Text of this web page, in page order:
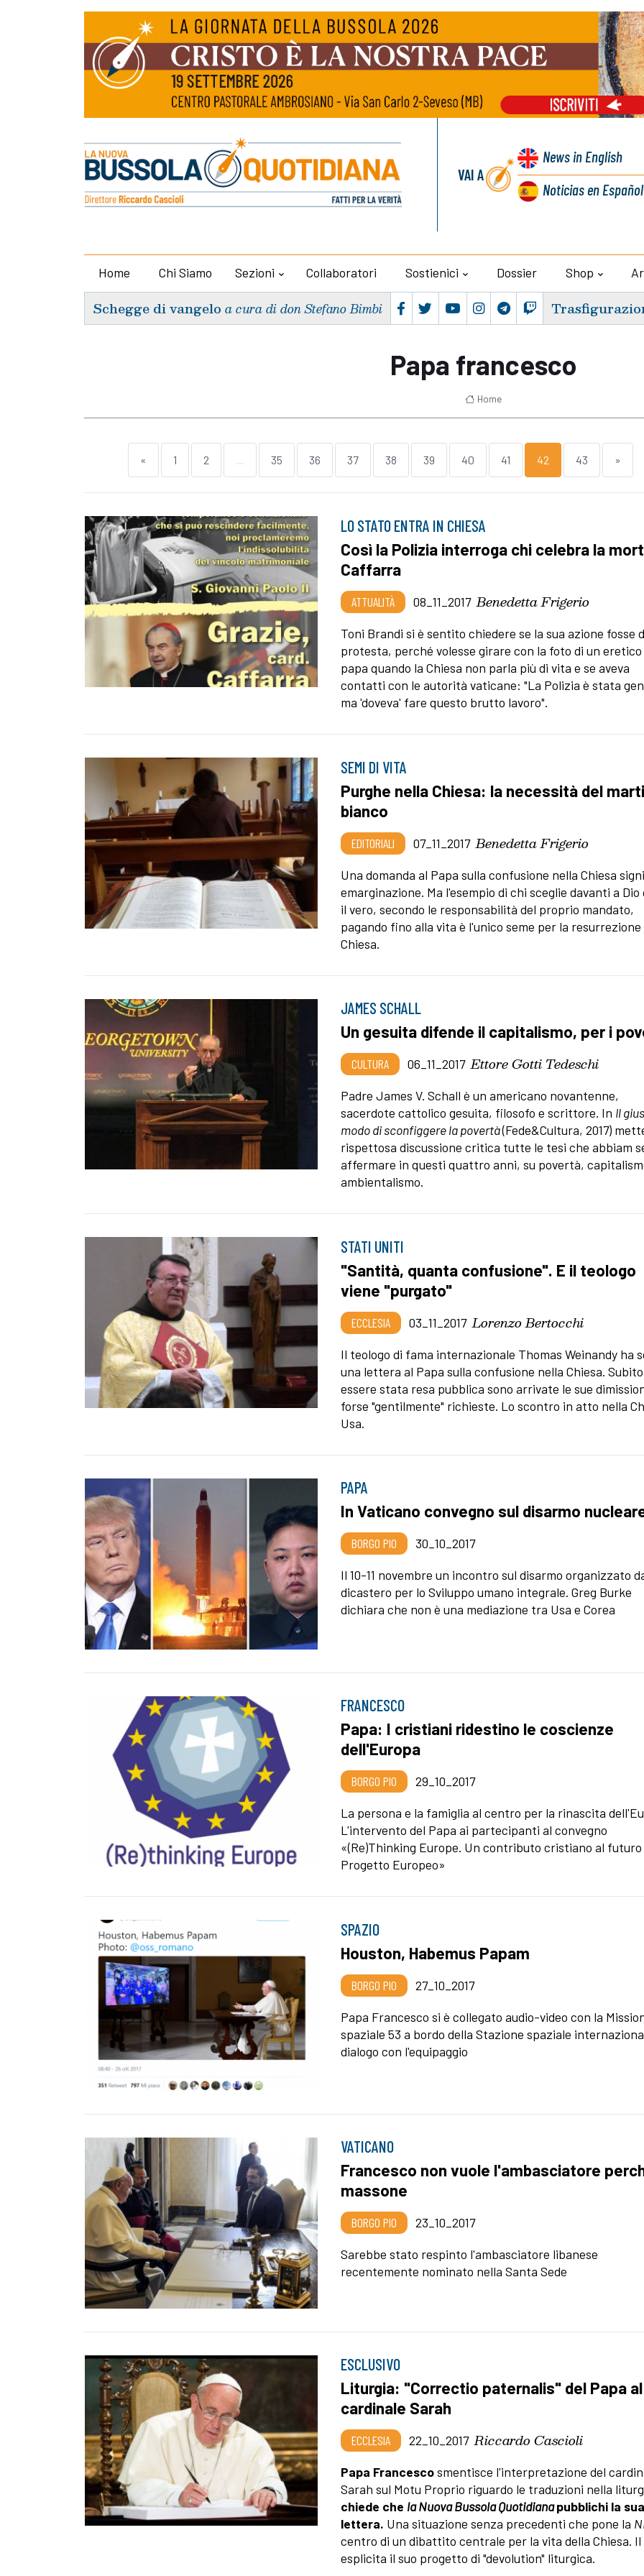
VAI A
Newsin English
Noticiasen Español
Home Chi Siamo Sezioni Collaboratori Sostienici Dossier Shop
Schegge di vangelo a cura di don Stefano Bimbi
Papa francesco
Home
« 1 2 ... 35 36 37 38 39 40 41 42 43 »
LO STATO ENTRA IN CHIESA
Così la Polizia interroga chi celebra la
Caffarra
ATTUALITÀ 08_11_2017 Benedetta Frigerio
Toni Brandi si è sentito chiedere se la sua azione fosse
protesta, perché volesse girare con la foto di un
papa quando la Chiesa non parla più di vita e se aveva
contatti con le autorità vaticane: "La Polizia è stata
ma 'doveva' fare questo brutto lavoro".
SEMI DI VITA
Purghe nella Chiesa: la necessità del
bianco
EDITORIALI 07_11_2017 Benedetta Frigerio
Una domanda al Papa sulla confusione nella Chiesa
emarginazione. Ma l'esempio di chi sceglie davanti a Dio
il vero, secondo le responsabilità del proprio mandato,
pagando fino alla vita è l'unico seme per la resurrezione
Chiesa.
JAMES SCHALL
Un gesuita difende il capitalismo, per i
CULTURA 06_11_2017 Ettore Gotti Tedeschi
Padre James V. Schall è un americano novantenne,
sacerdote cattolico gesuita, filosofo e scrittore. In Il
modo di sconfiggere la povertà(Fede&Cultura, 2017)
rispettosa discussione critica tutte le tesi che abbiam
affermare in questi quattro anni, su povertà,
ambientalismo.
STATI UNITI
"Santità, quanta confusione". E il teologo
viene "purgato"
ECCLESIA 03_11_2017 Lorenzo Bertocchi
Il teologo di fama internazionale Thomas Weinandy ha
una lettera al Papa sulla confusione nella Chiesa.
essere stata resa pubblica sono arrivate le sue
forse "gentilmente" richieste. Lo scontro in atto nella
Usa.
PAPA
In Vaticano convegno sul disarmo
BORGO PIO
30_10_2017
Il 10-11 novembre un incontro sul disarmo organizzato
dicastero per lo Sviluppo umano integrale. Greg Burke
dichiara che non è una mediazione tra Usa e Corea
FRANCESCO
Papa: I cristiani ridestino le coscienze
dell'Europa
BORGO PIO
29_10_2017
La persona e la famiglia al centro per la rinascita
L'intervento del Papa ai partecipanti al convegno
«(Re)Thinking Europe. Un contributo cristiano al futuro
Progetto Europeo»
SPAZIO
Houston, Habemus Papam
BORGO PIO
27_10_2017
Papa Francesco si è collegato audio-video con la
spaziale 53 a bordo della Stazione spaziale
dialogo con l'equipaggio
VATICANO
Francesco non vuole l'ambasciatore
massone
BORGO PIO
23_10_2017
Sarebbe stato respinto l'ambasciatore libanese
recentemente nominato nella Santa Sede
ESCLUSIVO
Liturgia: "Correctio paternalis" del Papa al
cardinale Sarah
ECCLESIA 22_10_2017 Riccardo Cascioli
Papa Francescosmentisce l'interpretazione del
Sarah sul Motu Proprio riguardo le traduzioni nella
chiede che la Nuova Bussola Quotidianapubblichi la sua
lettera. Una situazione senza precedenti che pone la
centro di un dibattito centrale per la vita della Chiesa. Il
esplicita il suo progetto di "devolution" liturgica.